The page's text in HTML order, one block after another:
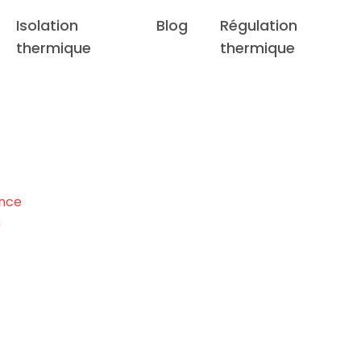
Isolation
thermique
Blog
Régulation
thermique